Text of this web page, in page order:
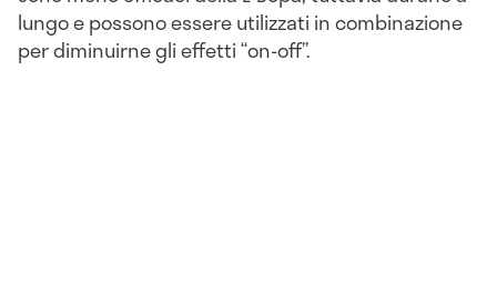
lungo e possono essere utilizzati in combinazione
per diminuirne gli effetti “on-off”.